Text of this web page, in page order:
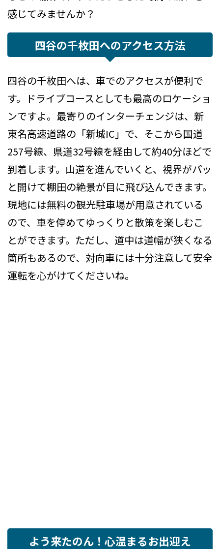
感じてみませんか？
四谷の千枚田へのアクセス方法
四谷の千枚田へは、車でのアクセスが便利で
す。ドライブコースとしても最高のロケーショ
ンですよ。最寄りのインターチェンジは、新
東名高速道路の「新城IC」で、そこから国道
257号線、県道32号線を経由して約40分ほどで
到着します。山道を進んでいくと、視界がパッ
と開けて棚田の絶景が目に飛び込んできます。
現地には無料の観光駐車場が用意されている
ので、車を停めてゆっくりと散策を楽しむこ
とができます。ただし、道中は道幅が狭くなる
箇所もあるので、対向車には十分注意して安全
運転を心がけてくださいね。
よう来たのん！心温まるお出迎え